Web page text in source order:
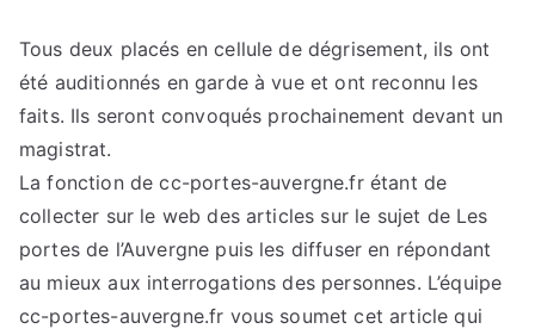
Tous deux placés en cellule de dégrisement, ils ont
été auditionnés en garde à vue et ont reconnu les
faits. Ils seront convoqués prochainement devant un
magistrat.
La fonction de cc-portes-auvergne.fr étant de
collecter sur le web des articles sur le sujet de Les
portes de l’Auvergne puis les diffuser en répondant
au mieux aux interrogations des personnes. L’équipe
cc-portes-auvergne.fr vous soumet cet article qui